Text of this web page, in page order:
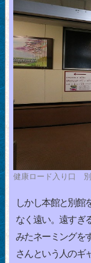
健康ロード入り口
しかし本館と別館
なく遠い。遠すぎ
みたネーミングを
さんという人のギ